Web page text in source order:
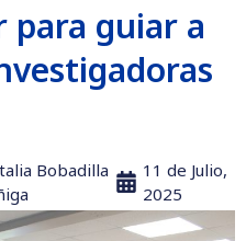
para guiar a
Bobadilla
11 de Julio,
2025